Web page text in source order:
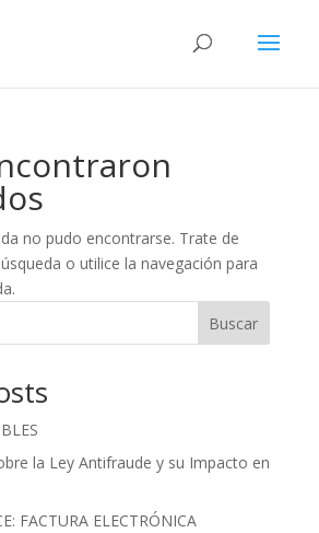
no pudo encontrarse. Trate de
o utilice la navegación para
Buscar
la Ley Antifraude y su Impacto en
FACTURA ELECTRÓNICA